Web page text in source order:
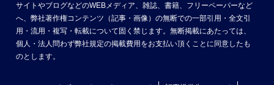
サイトやブログなどのWEBメディア、雑誌、書籍、フリーペーパーなど
へ、弊社著作権コンテンツ（記事・画像）の無断での一部引用・全文引
用・流用・複写・転載について固く禁じます。無断掲載にあたっては、
個人・法人問わず弊社規定の掲載費用をお支払い頂くことに同意したも
のとします。